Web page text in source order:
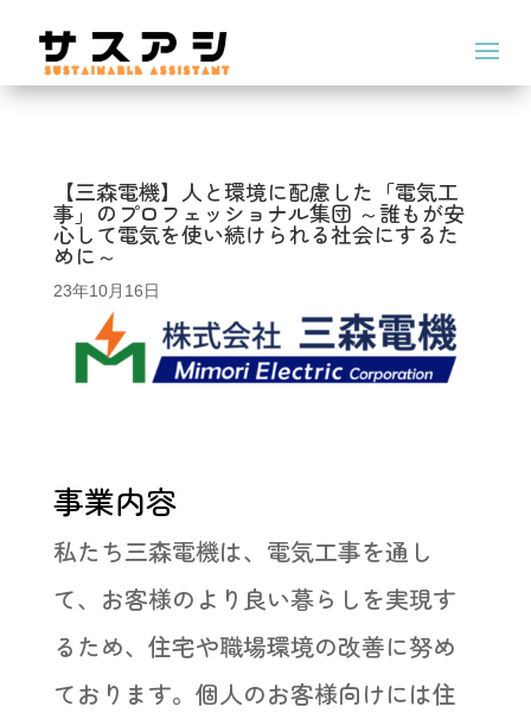
【三森電機】人と環境に配慮した「電気工
事」のプロフェッショナル集団 ～誰もが安
心して電気を使い続けられる社会にするた
めに～
23年10月16日
事業内容
私たち三森電機は、電気工事を通し
て、お客様のより良い暮らしを実現す
るため、住宅や職場環境の改善に努め
ております。個人のお客様向けには住